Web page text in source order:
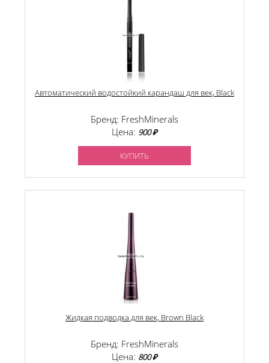
Автоматический водостойкий карандаш для век, Black
Бренд: FreshMinerals
Цена: 900 ₽
КУПИТЬ
Жидкая подводка для век, Brown Black
Бренд: FreshMinerals
Цена: 800 ₽